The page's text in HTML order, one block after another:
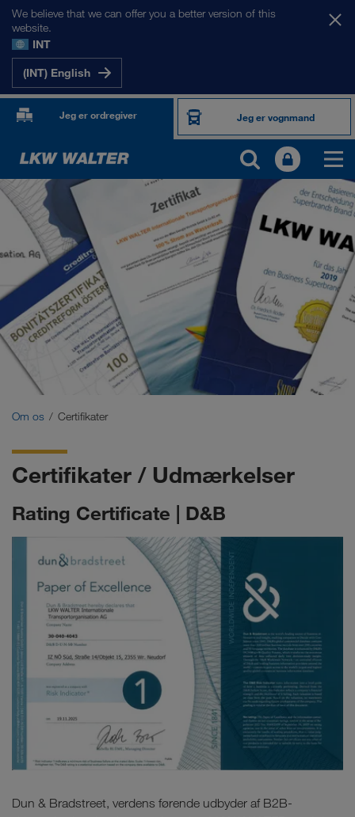
We believe that we can offer you a better version of this
website.
INT
(INT) English
Jeg er ordregiver Jeg er vognmand
OM OS
Virksomhedsinformation
SHEQ-management
Socialt ansvar
Certifikater
Compliance
WALTER GROUP
Job & karriere
Om os Certifikater
Certifikater / Udmærkelser
Rating Certificate | D&B
Dun & Bradstreet, verdens førende udbyder af B2B-